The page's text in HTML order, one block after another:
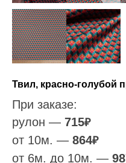
Твил, красно-голубой
При заказе:
рулон — 715₽
от 10м. — 864₽
от 6м. до 10м. —